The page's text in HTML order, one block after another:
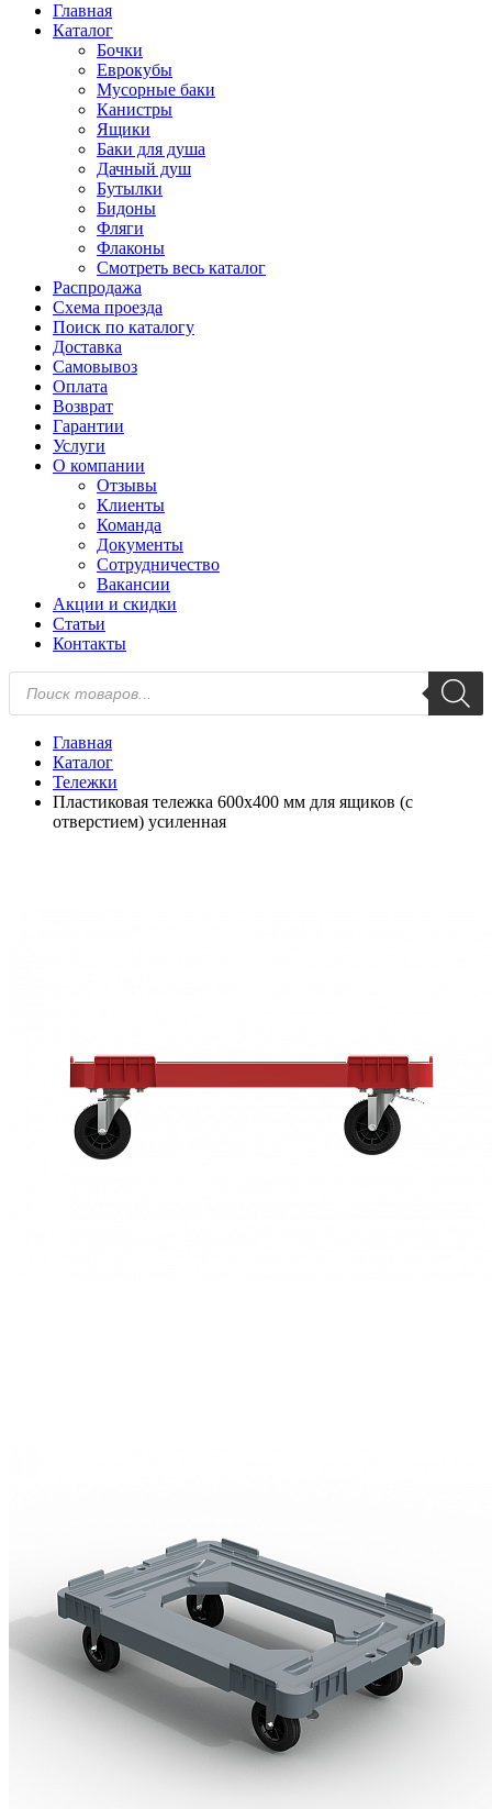
Главная
Каталог
Бочки
Еврокубы
Мусорные баки
Канистры
Ящики
Баки для душа
Дачный душ
Бутылки
Бидоны
Фляги
Флаконы
Смотреть весь каталог
Распродажа
Схема проезда
Поиск по каталогу
Доставка
Самовывоз
Оплата
Возврат
Гарантии
Услуги
О компании
Отзывы
Клиенты
Команда
Документы
Сотрудничество
Вакансии
Акции и скидки
Статьи
Контакты
Поиск
товаров
Главная
Каталог
Тележки
Пластиковая тележка 600х400 мм для ящиков (с
отверстием) усиленная